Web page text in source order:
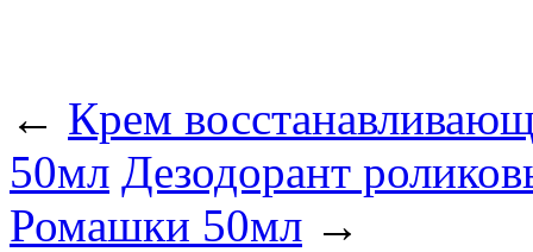
← Крем
50мл Дезодорант
Ромашки 50мл →